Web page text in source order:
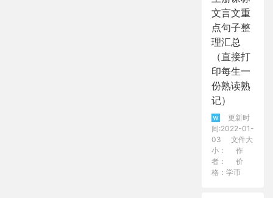
文言文重
点句子整
理汇总
（直接打
印每生一
份熟读熟
记）
更新时
间:2022-01-
03
文件大
小：
作
者：
价
格：学币